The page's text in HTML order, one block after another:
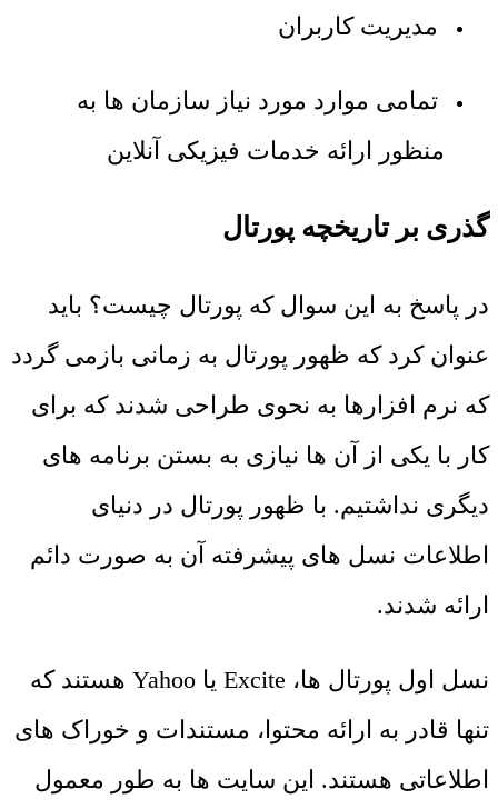
مدیریت کاربران
تمامی موارد مورد نیاز سازمان ها به
منظور ارائه خدمات فیزیکی آنلاین
گذری بر تاریخچه پورتال
در پاسخ به این سوال که پورتال چیست؟ باید
عنوان کرد که ظهور پورتال به زمانی بازمی گردد
که نرم افزارها به نحوی طراحی شدند که برای
کار با یکی از آن ها نیازی به بستن برنامه های
دیگری نداشتیم. با ظهور پورتال در دنیای
اطلاعات نسل های پیشرفته آن به صورت دائم
ارائه شدند.
نسل اول پورتال ها، Excite یا Yahoo هستند که
تنها قادر به ارائه محتوا، مستندات و خوراک های
اطلاعاتی هستند. این سایت ها به طور معمول